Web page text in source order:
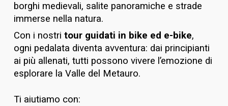
borghi medievali, salite panoramiche e strade
immerse nella natura.
Con i nostritour guidati in bike ed e-bike,
ogni pedalata diventa avventura: dai principianti
ai più allenati, tutti possono vivere l’emozione di
esplorare la Valle del Metauro.
Ti aiutiamo con: